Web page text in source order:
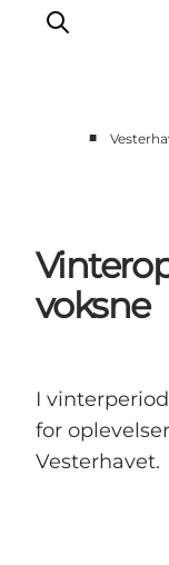
Vores Byer
Mad &
Køb billet
■
voksne
I
for
Vesterhavet.